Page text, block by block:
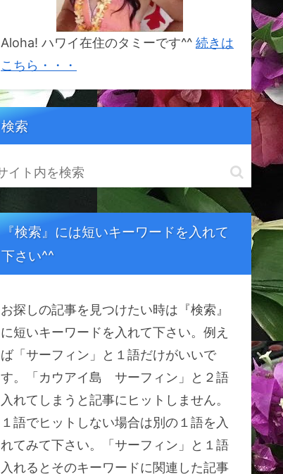
82%A2%E3%82%A4&qid
=1692833214&sprefix=%
E5%B9%B8%E3%81%9B
%E3%81%AB%E3%81%A
2%A2%E3%82%A4%2Cap
s%2C164&sr=8-1
Aloha! ハワイ在住のタミーです^^ 続きは
こちら・・・
検索
『検索』には短いキーワードを入れて
下さい^^
お探しの記事を見つけたい時は『検索』
に短いキーワードを入れて下さい。例え
ば「サーフィン」と１語だけがいいで
す。「カウアイ島 サーフィン」と２語
入れてしまうと記事にヒットしません。
１語でヒットしない場合は別の１語を入
れてみて下さい。「サーフィン」と１語
入れるとそのキーワードに関連した記事